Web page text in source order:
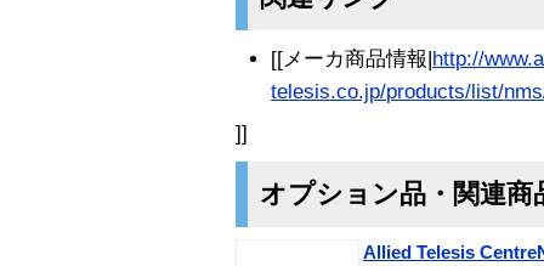
[[メーカ商品情報|http://
telesis.co.jp/products/list/
]]
オプション品・関連商
Allied Telesis